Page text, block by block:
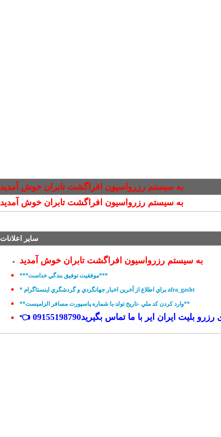
به سیستم رزرواسیون افراگشت تابران خوش آمدید
به سیستم رزرواسیون افراگشت تابران خوش آمدید
سایر اعلانات
به سیستم رزرواسیون افراگشت تابران خوش آمدید
***موفقيت توفيق بندگي خداست***
* براي اطلاع از آخرين اخبار جهانگردي و گردشگري اینستاگرام afra_gasht
**وارد کردن کد ملي -تاریخ تولد-يا شماره پاسپورت مسافر الزاميست**
رزرو بلیت ایران ایر با ما تماس بگیرید09155198790